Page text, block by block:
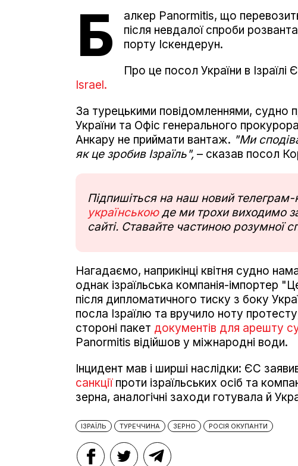
Б
алкер Panormitis, що
після невдалої спроби
порту Іскендерун.
Про це посол України в Ізраїлі
Israel.
За турецькими повідомленнями, судно
України та Офіс генерального
Анкару не приймати вантаж. "Ми
як це зробив Ізраїль", – сказав посол
Підпишіться на наш новий телеграм-
українськоюде ми трохи виходимо
сайті. Ставайте частиною розумної
Нагадаємо, наприкінці квітня судно
однак ізраїльська компанія-імпортер
після дипломатичного тиску з боку
посла Ізраїлю та вручило ноту протесту,
стороні пакет документів для арешту
Panormitis відійшов у міжнародні води.
Інцидент мав і ширші наслідки: ЄС
санкціїпроти ізраїльських осіб та
зерна, аналогічні заходи готувала й
ІЗРАЇЛЬ ТУРЕЧЧИНА ЗЕРНО РОСІЯ ОКУПАНТИ